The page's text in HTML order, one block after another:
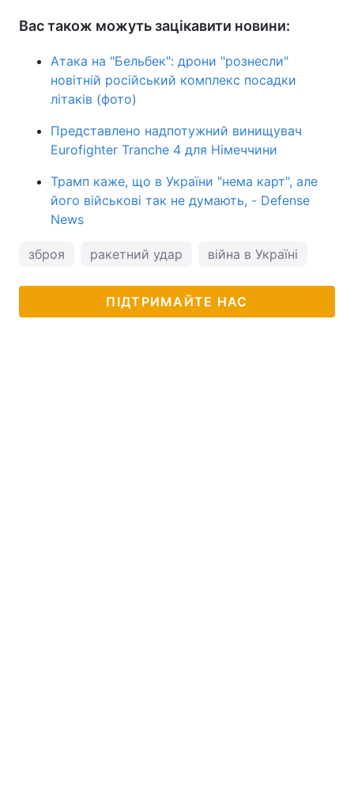
Вас також можуть зацікавити новини:
Атака на "Бельбек": дрони "рознесли"
новітній російський комплекс посадки
літаків (фото)
Представлено надпотужний винищувач
Eurofighter Tranche 4 для Німеччини
Трамп каже, що в України "нема карт", але
його військові так не думають, - Defense
News
зброя ракетний удар війна в Україні
ПІДТРИМАЙТЕ НАС